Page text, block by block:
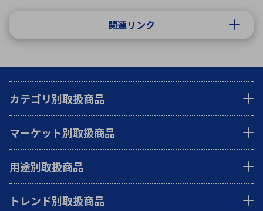
関連リンク
カテゴリ別取扱商品
マーケット別取扱商品
用途別取扱商品
トレンド別取扱商品